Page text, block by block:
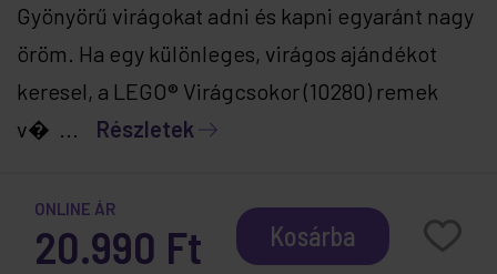
Gyönyörű virágokat adni és kapni egyaránt nagy
öröm. Ha egy különleges, virágos ajándékot
keresel, a LEGO® Virágcsokor (10280) remek
v� ... Részletek
ONLINE ÁR
20.990 Ft Kosárba